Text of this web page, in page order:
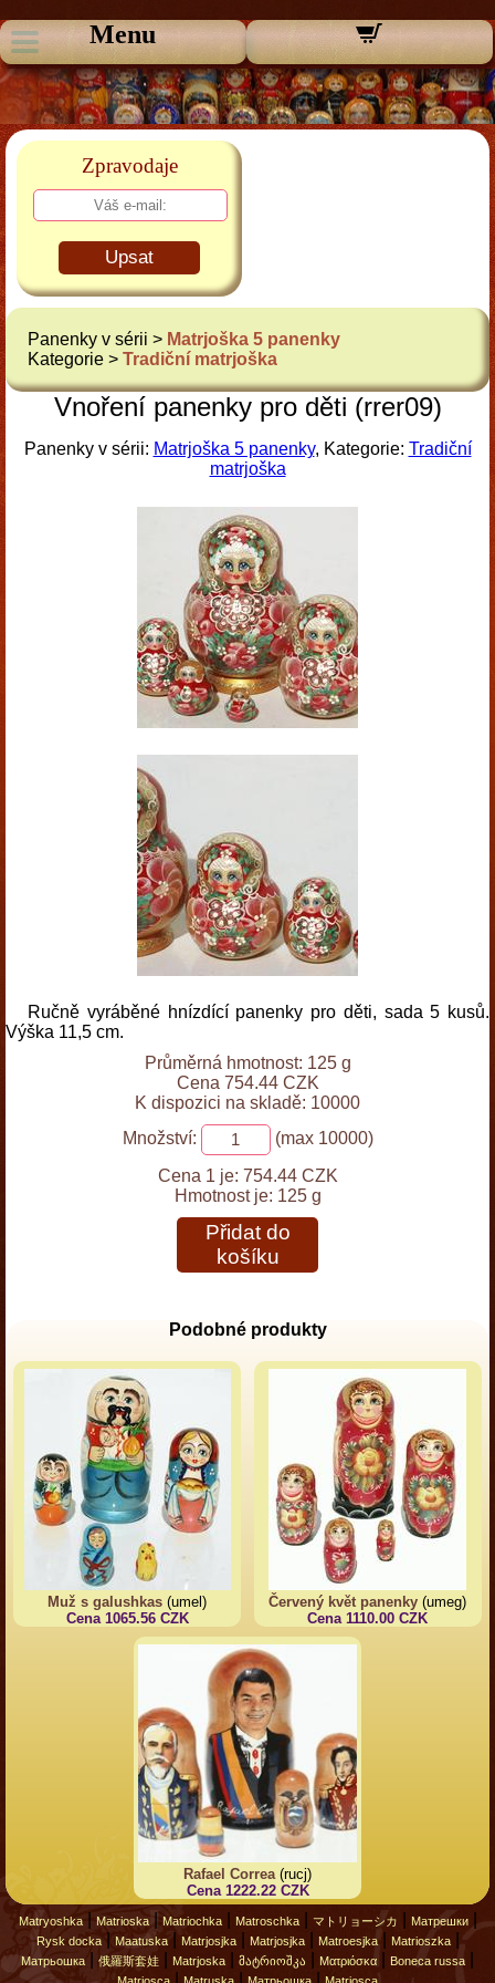
Menu
Zpravodaje
Upsat
Panenky v sérii > Matrjoška 5 panenky
Kategorie > Tradiční matrjoška
Vnoření panenky pro děti (rrer09)
Panenky v sérii: Matrjoška 5 panenky, Kategorie: Tradiční
matrjoška
Ručně vyráběné hnízdící panenky pro děti, sada 5 kusů.
Výška 11,5 cm.
Průměrná hmotnost: 125 g
Cena 754.44 CZK
K dispozici na skladě: 10000
Množství:
(max 10000)
Cena 1 je: 754.44 CZK
Hmotnost je: 125 g
Přidat do
košíku
Podobné produkty
Muž s galushkas (umel)
Cena 1065.56 CZK
Červený květ panenky (umeg)
Cena 1110.00 CZK
Rafael Correa(rucj)
Cena 1222.22 CZK
Matryoshka| Matrioska| Matriochka| Matroschka| マトリョーシカ Матрешки|
Rysk docka| Maatuska| Matrjosjka| Matrjosjka| Matroesjka| Matrioszka|
Матрьошка 俄羅斯套娃 Matrjoska მატრიოშკა Ματριόσκα Boneca russa
Matriosca Matruska Матрьошка Matriosca